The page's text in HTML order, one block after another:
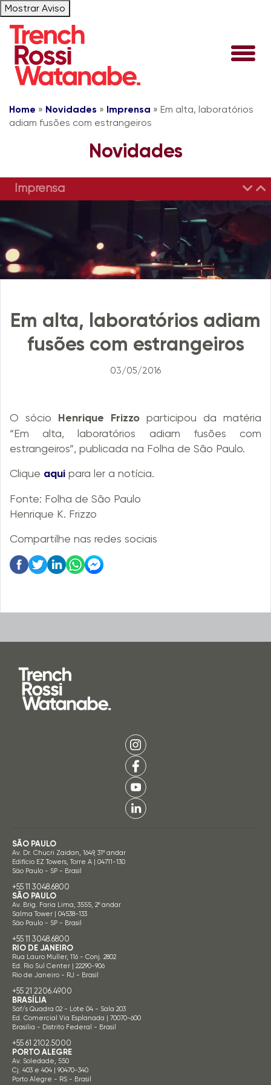
Mostrar Aviso
Home » Novidades » Imprensa » Em alta, laboratórios
adiam fusões com estrangeiros
Novidades
Imprensa
Em alta, laboratórios adiam
fusões com estrangeiros
03/05/2016
O sócio Henrique Frizzo participou da matéria
“Em alta, laboratórios adiam fusões com
estrangeiros”, publicada na Folha de São Paulo.
Clique aqui para ler a notícia.
Fonte: Folha de São Paulo
Henrique K. Frizzo
Compartilhe nas redes sociais
SÃO PAULO
Av. Dr. Chucri Zaidan, 1649, 31º andar
Edifício EZ Towers, Torre A | 04711-130
São Paulo - SP - Brasil
+55 11 3048.6800
SÃO PAULO
Av. Brig. Faria Lima, 3555, 2º andar
Salma Tower | 04538-133
São Paulo - SP - Brasil
+55 11 3048.6800
RIO DE JANEIRO
Rua Lauro Muller, 116 - Conj. 2802
Ed. Rio Sul Center | 22290-906
Rio de Janeiro - RJ - Brasil
+55 21 2206.4900
BRASÍLIA
Saf/s Quadra 02 - Lote 04 - Sala 203
Ed. Comercial Via Esplanada | 70070-600
Brasília - Distrito Federal - Brasil
+55 61 2102.5000
PORTO ALEGRE
Av. Soledade, 550
Cj. 403 e 404 | 90470-340
Porto Alegre - RS - Brasil